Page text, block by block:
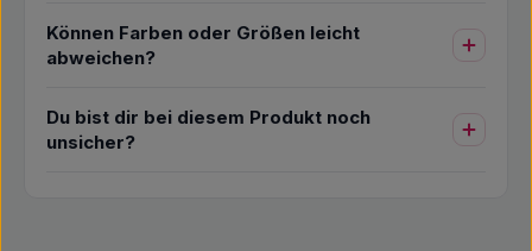
Können Farben oder Größen leicht
abweichen?
Du bist dir bei diesem Produkt noch
unsicher?